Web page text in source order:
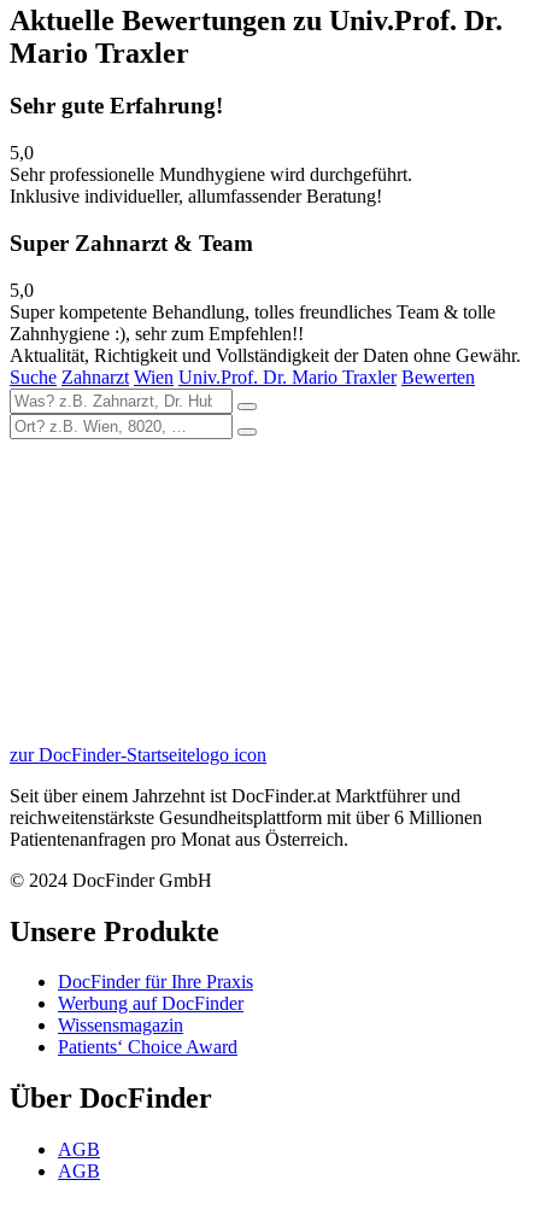
Aktuelle Bewertungen zu Univ.Prof. Dr.
Mario Traxler
Sehr gute Erfahrung!
5,0
Sehr professionelle Mundhygiene wird durchgeführt.
Inklusive individueller, allumfassender Beratung!
Super Zahnarzt & Team
5,0
Super kompetente Behandlung, tolles freundliches Team & tolle
Zahnhygiene :), sehr zum Empfehlen!!
Aktualität, Richtigkeit und Vollständigkeit der Daten ohne Gewähr.
Suche Zahnarzt Wien Univ.Prof. Dr. Mario Traxler Bewerten
zur DocFinder-Startseitelogo icon
Seit über einem Jahrzehnt ist DocFinder.at Marktführer und
reichweitenstärkste Gesundheitsplattform mit über 6 Millionen
Patientenanfragen pro Monat aus Österreich.
© 2024 DocFinder GmbH
Unsere Produkte
DocFinder für Ihre Praxis
Werbung auf DocFinder
Wissensmagazin
Patients‘ Choice Award
Über DocFinder
AGB
AGB